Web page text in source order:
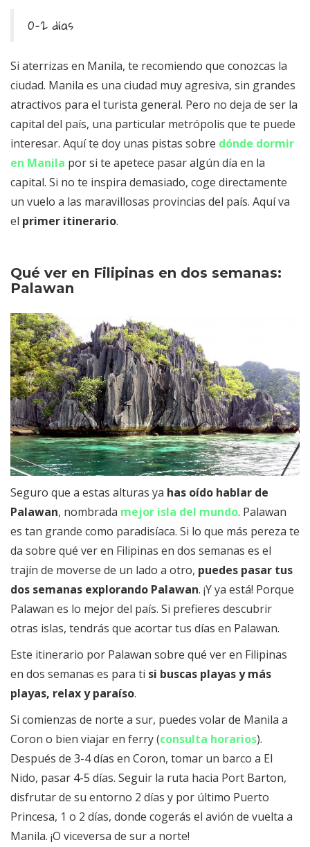
Qué ver en Filipinas en dos semanas:
Palawan y las terrazas de arroz
Dos semanas en Filipinas: Cebu, Bohol y
Palawan
Extras que ver en Filipinas en dos
Siargao, el paraíso del surf en
Bicol: El tiburón ballena en Donsol y
el volcán Mayon
0-2 días
Si aterrizas en Manila, te recomiendo que conozcas la
ciudad. Manila es una ciudad muy agresiva, sin grandes
atractivos para el turista general. Pero no deja de ser la
capital del país, una particular metrópolis que te puede
interesar. Aquí te doy unas pistas sobre dónde dormir
en Manila por si te apetece pasar algún día en la
capital. Si no te inspira demasiado, coge directamente
un vuelo a las maravillosas provincias del país. Aquí va
el primer itinerario.
Qué ver en Filipinas en dos semanas:
Palawan
Seguro que a estas alturas ya has oído hablar de
Palawan, nombrada mejor isla del mundo. Palawan
es tan grande como paradisíaca. Si lo que más pereza te
da sobre qué ver en Filipinas en dos semanas es el
trajín de moverse de un lado a otro, puedes pasar tus
dos semanas explorando Palawan. ¡Y ya está! Porque
Palawan es lo mejor del país. Si prefieres descubrir
otras islas, tendrás que acortar tus días en Palawan.
Este itinerario por Palawan sobre qué ver en Filipinas
en dos semanas es para ti si buscas playas y más
playas, relax y paraíso.
Si comienzas de norte a sur, puedes volar de Manila a
Coron o bien viajar en ferry (consulta horarios).
Después de 3-4 días en Coron, tomar un barco a El
Nido, pasar 4-5 días. Seguir la ruta hacia Port Barton,
disfrutar de su entorno 2 días y por último Puerto
Princesa, 1 o 2 días, donde cogerás el avión de vuelta a
Manila. ¡O viceversa de sur a norte!